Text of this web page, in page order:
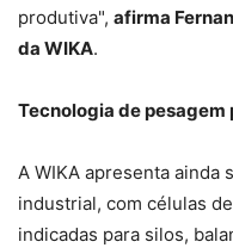
produtiva", afirma
da WIKA.
Tecnologia de pesagem
A WIKA apresenta ainda
industrial, com células
indicadas para silos,